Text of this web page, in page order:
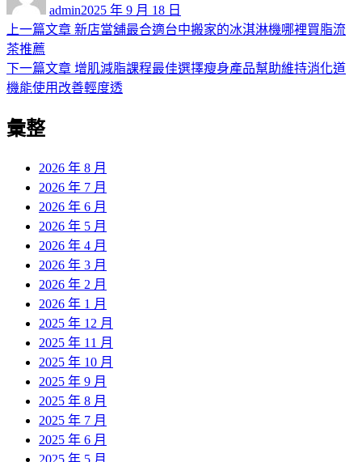
admin佈
日
2025 年 9 月 18 日
文
章
導
覽
上一篇文章 上
篇
文
新店當舖最合適台中搬家的冰淇淋機哪裡買脂流
茶推薦
下一篇文章 下
一
增肌減脂課程最佳選擇瘦身產品幫助維持消化道
機能使用改善輕度透
彙整
2026 年 8 月
2026 年 7 月
2026 年 6 月
2026 年 5 月
2026 年 4 月
2026 年 3 月
2026 年 2 月
2026 年 1 月
2025 年 12 月
2025 年 11 月
2025 年 10 月
2025 年 9 月
2025 年 8 月
2025 年 7 月
2025 年 6 月
2025 年 5 月